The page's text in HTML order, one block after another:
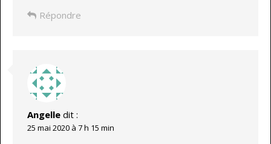
Répondre
Angelle dit :
25 mai 2020 à 7 h 15 min